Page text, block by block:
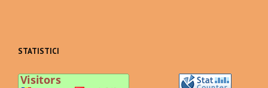
STATISTICI